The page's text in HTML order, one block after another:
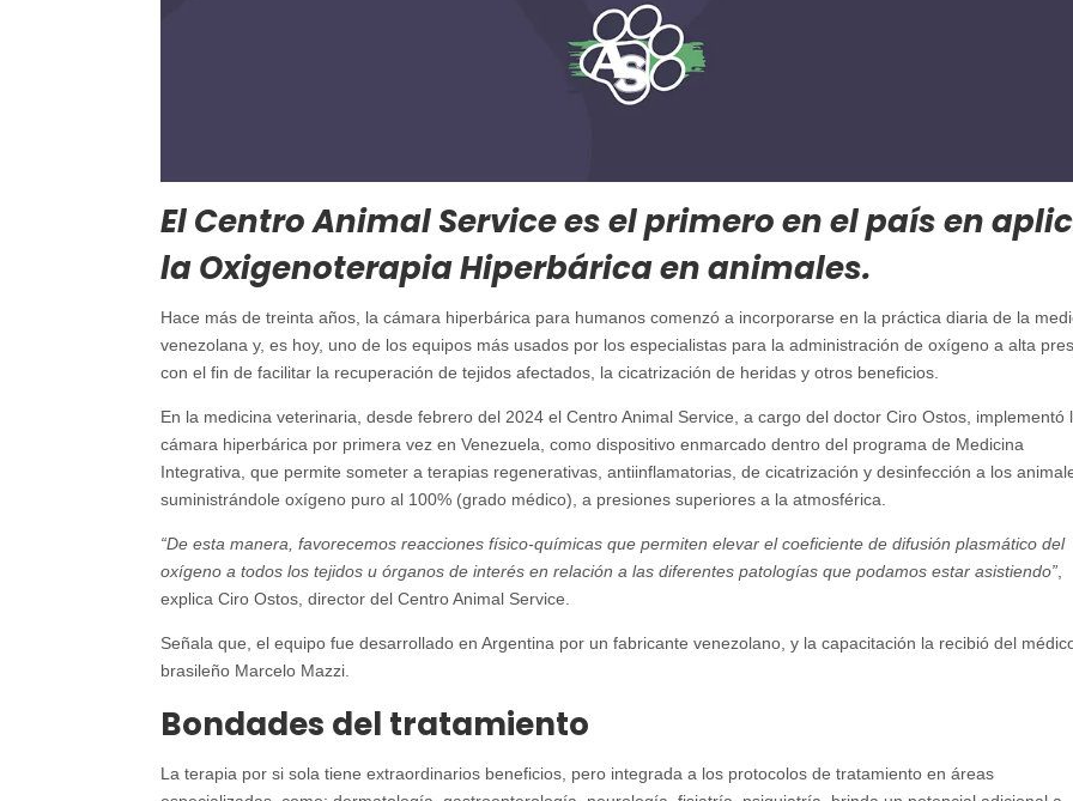
El Centro Animal Service es el primero en el país en
la Oxigenoterapia Hiperbárica en animales.
Hace más de treinta años, la cámara hiperbárica para humanos comenzó a incorporarse en la práctica diaria de la
venezolana y, es hoy, uno de los equipos más usados por los especialistas para la administración de oxígeno a alta
con el fin de facilitar la recuperación de tejidos afectados, la cicatrización de heridas y otros beneficios.
En la medicina veterinaria, desde febrero del 2024 el Centro Animal Service, a cargo del doctor Ciro Ostos, implementó
cámara hiperbárica por primera vez en Venezuela, como dispositivo enmarcado dentro del programa de Medicina
Integrativa, que permite someter a terapias regenerativas, antiinflamatorias, de cicatrización y desinfección a los
suministrándole oxígeno puro al 100% (grado médico), a presiones superiores a la atmosférica.
“De esta manera, favorecemos reacciones físico-químicas que permiten elevar el coeficiente de difusión plasmático del
oxígeno a todos los tejidos u órganos de interés en relación a las diferentes patologías que podamos estar asistiendo”,
explica Ciro Ostos, director del Centro Animal Service.
Señala que, el equipo fue desarrollado en Argentina por un fabricante venezolano, y la capacitación la recibió del
brasileño Marcelo Mazzi.
Bondades del tratamiento
La terapia por si sola tiene extraordinarios beneficios, pero integrada a los protocolos de tratamiento en áreas